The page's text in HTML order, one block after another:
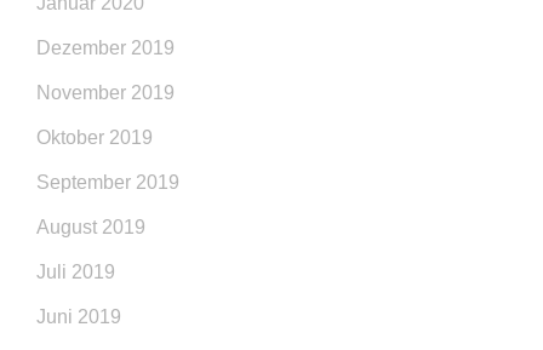
Dezember 2019
November 2019
Oktober 2019
September 2019
August 2019
Juli 2019
Juni 2019